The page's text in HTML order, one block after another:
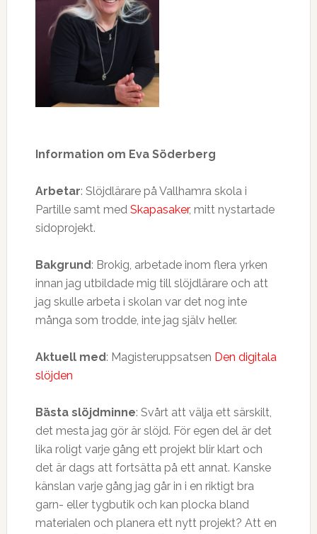
Information om Eva Söderberg
Arbetar: Slöjdlärare på Vallhamra skola i
Partille samt med Skapasaker, mitt nystartade
sidoprojekt.
Bakgrund: Brokig, arbetade inom flera yrken
innan jag utbildade mig till slöjdlärare och att
jag skulle arbeta i skolan var det nog inte
många som trodde, inte jag själv heller.
Aktuell med: Magisteruppsatsen Den digitala
slöjden
Bästa slöjdminne: Svårt att välja ett särskilt,
det mesta jag gör är slöjd. För egen del är det
lika roligt varje gång ett projekt blir klart och
det är dags att fortsätta på ett annat. Kanske
känslan varje gång jag går in i en riktigt bra
garn- eller tygbutik och kan plocka bland
materialen och planera ett nytt projekt? Att en